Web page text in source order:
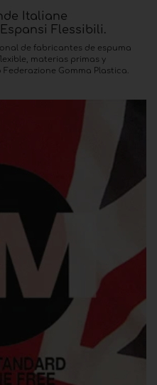
Italiane
Flessibili.
de fabricantes de espuma
materias primas y
Federazione Gomma Plastica.